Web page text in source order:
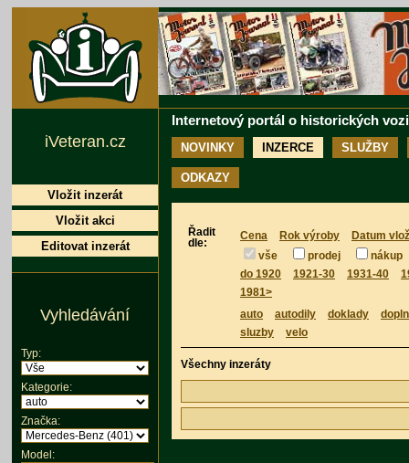
Internetový portál o historických
NOVINKY INZERCE SLUŽBY
ODKAZY
Řadit
dle:
Cena Rok výroby
Datum
vše
prodej
nákup
do 1920
1921-30 1931-40
1981>
auto
autodily doklady
sluzby
velo
Všechny inzeráty
iVeteran.cz
Vložit inzerát
Vložit akci
Editovat inzerát
Vyhledávání
Typ:
Kategorie:
Značka:
Model: